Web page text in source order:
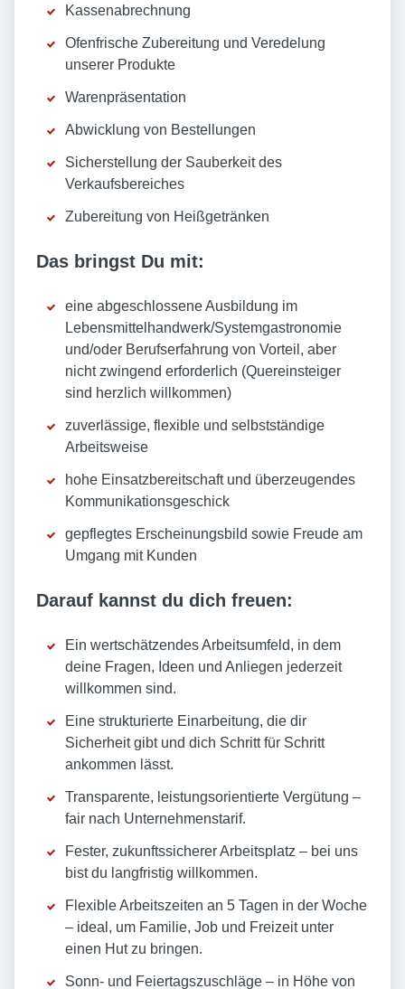
Kassenabrechnung
Ofenfrische Zubereitung und Veredelung
unserer Produkte
Warenpräsentation
Abwicklung von Bestellungen
Sicherstellung der Sauberkeit des
Verkaufsbereiches
Zubereitung von Heißgetränken
Das bringst Du mit:
eine abgeschlossene Ausbildung im
Lebensmittelhandwerk/Systemgastronomie
und/oder Berufserfahrung von Vorteil, aber
nicht zwingend erforderlich (Quereinsteiger
sind herzlich willkommen)
zuverlässige, flexible und selbstständige
Arbeitsweise
hohe Einsatzbereitschaft und überzeugendes
Kommunikationsgeschick
gepflegtes Erscheinungsbild sowie Freude am
Umgang mit Kunden
Darauf kannst du dich freuen:
Ein wertschätzendes Arbeitsumfeld, in dem
deine Fragen, Ideen und Anliegen jederzeit
willkommen sind.
Eine strukturierte Einarbeitung, die dir
Sicherheit gibt und dich Schritt für Schritt
ankommen lässt.
Transparente, leistungsorientierte Vergütung –
fair nach Unternehmenstarif.
Fester, zukunftssicherer Arbeitsplatz – bei uns
bist du langfristig willkommen.
Flexible Arbeitszeiten an 5 Tagen in der Woche
– ideal, um Familie, Job und Freizeit unter
einen Hut zu bringen.
Sonn- und Feiertagszuschläge – in Höhe von